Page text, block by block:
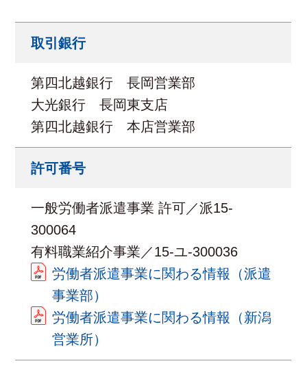
取引銀行
第四北越銀行 長岡営業部
大光銀行 長岡東支店
第四北越銀行 本店営業部
許可番号
一般労働者派遣事業 許可／派15-
300064
有料職業紹介事業／15-ユ-300036
労働者派遣事業に関わる情報（派遣
事業部）
労働者派遣事業に関わる情報（新潟
営業所）